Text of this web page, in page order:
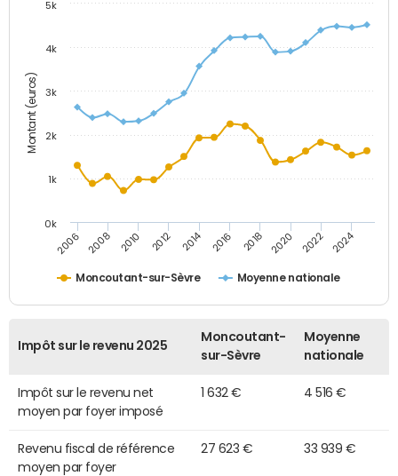
Montant (euros)
Moncoutant-sur-Sèvre Moyenne nationale
2006 2008 2010 2012 2014 2016 2018 2020 2022 2024
0k
1k
2k
3k
4k
5k
Impôt sur le revenu 2025
Moncoutant-
sur-Sèvre
Moyenne
nationale
Impôt sur le revenu net
moyen par foyer imposé
1 632 € 4 516 €
Revenu fiscal de référence
moyen par foyer
27 623 € 33 939 €